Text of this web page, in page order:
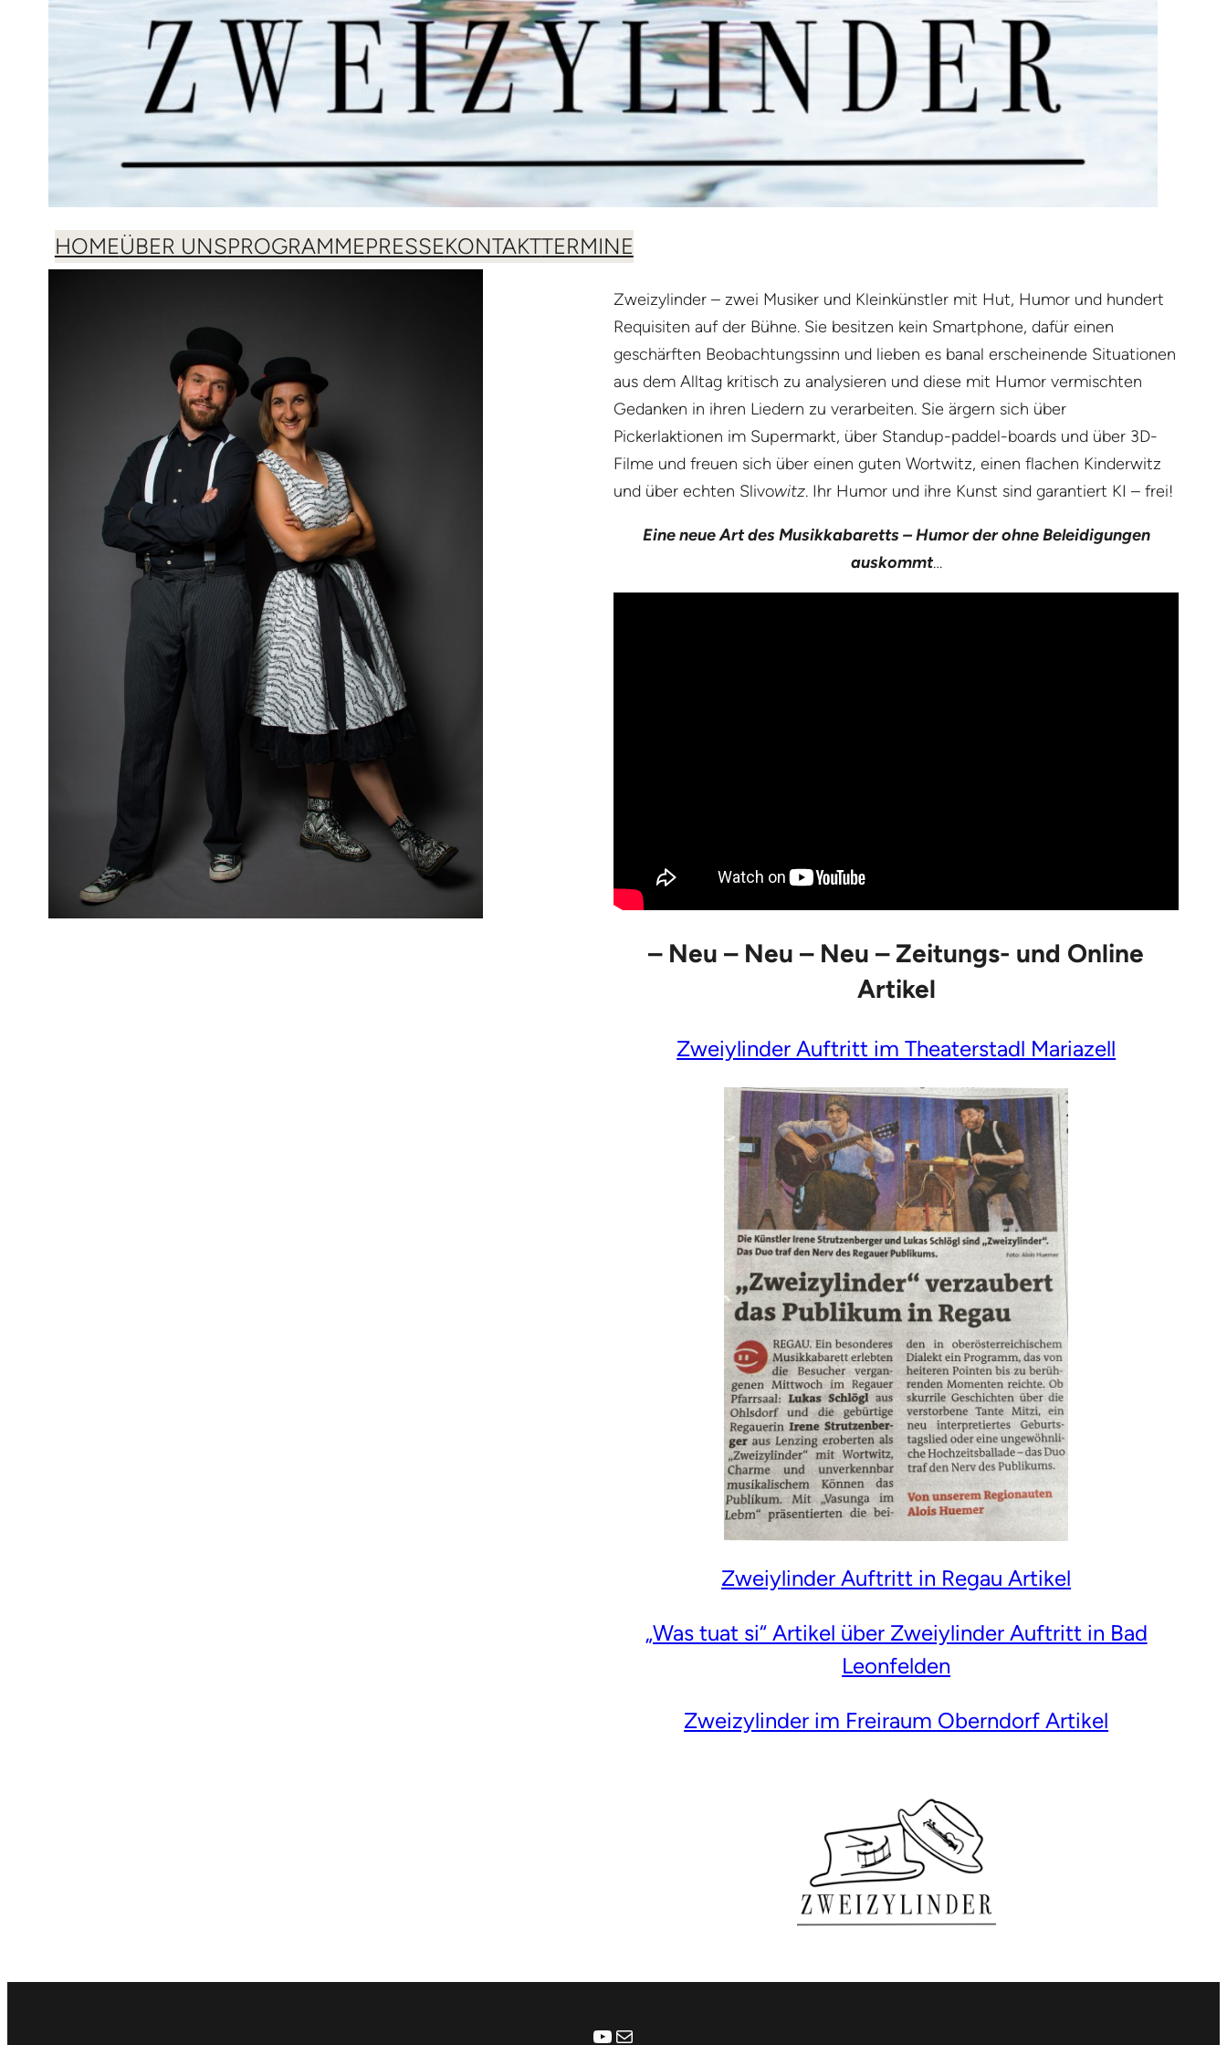
HOMEÜBER UNSPROGRAMMEPRESSEKONTAKTTERMINE
Zweizylinder – zwei Musiker und Kleinkünstler mit Hut, Humor und hundert
Requisiten auf der Bühne. Sie besitzen kein Smartphone, dafür einen
geschärften Beobachtungssinn und lieben es banal erscheinende Situationen
aus dem Alltag kritisch zu analysieren und diese mit Humor vermischten
Gedanken in ihren Liedern zu verarbeiten. Sie ärgern sich über
Pickerlaktionen im Supermarkt, über Standup-paddel-boards und über 3D-
Filme und freuen sich über einen guten Wortwitz, einen flachen Kinderwitz
und über echten Slivowitz. Ihr Humor und ihre Kunst sind garantiert KI – frei!
Eine neue Art des Musikkabaretts – Humor der ohne Beleidigungen
auskommt…
– Neu – Neu – Neu – Zeitungs- und Online
Artikel
Zweiylinder Auftritt im Theaterstadl Mariazell
Zweiylinder Auftritt in Regau Artikel
„Was tuat si“ Artikel über Zweiylinder Auftritt in Bad
Leonfelden
Zweizylinder im Freiraum Oberndorf Artikel
YouTube
E-Mail